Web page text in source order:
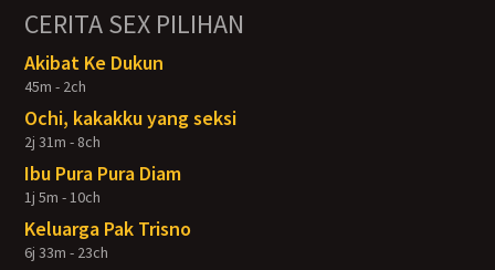
CERITA SEX PILIHAN
Akibat Ke Dukun
45m - 2ch
Ochi, kakakku yang seksi
2j 31m - 8ch
Ibu Pura Pura Diam
1j 5m - 10ch
Keluarga Pak Trisno
6j 33m - 23ch